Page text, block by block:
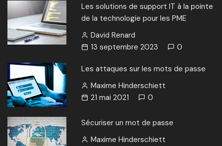
Les solutions de support IT à la pointe
de la technologie pour les PME
David Renard
13 septembre 2023
0
Les attaques sur les mots de passe
Maxime Hinderschiett
21 mai 2021
0
Sécuriser un mot de passe
Maxime Hinderschiett